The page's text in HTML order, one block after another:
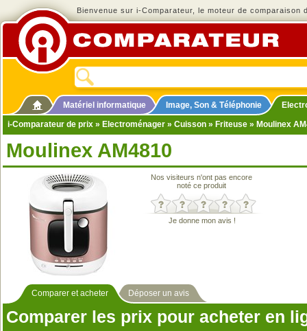
Bienvenue sur i-Comparateur, le moteur de comparaison
Matériel informatique Image, Son & Téléphonie
i-Comparateur de prix » Electroménager » Cuisson » Friteuse » Moulinex
Moulinex AM4810
Nos visiteurs n'ont pas encore
noté ce produit
Je donne mon avis !
Comparer et acheter Déposer un avis
Comparer les prix pour acheter en